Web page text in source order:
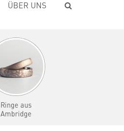
ÜBER UNS
Ringe aus
Ambridge